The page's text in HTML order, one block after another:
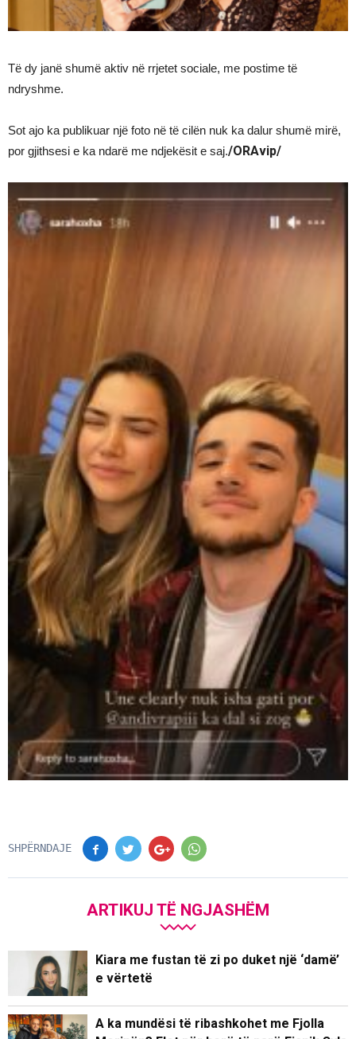
Të dy janë shumë aktiv në rrjetet sociale, me postime të
ndryshme.
Sot ajo ka publikuar një foto në të cilën nuk ka dalur shumë mirë,
por gjithsesi e ka ndarë me ndjekësit e saj./ORAvip/
SHPËRNDAJE
ARTIKUJ TË NGJASHËM
Kiara me fustan të zi po duket një ‘damë’
e vërtetë
A ka mundësi të ribashkohet me Fjolla